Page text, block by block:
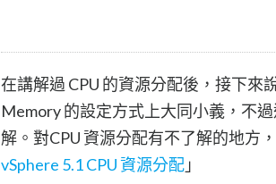
在講解過 CPU 的資源分配後，接下來
Memory 的設定方式上大同小義，不
解。對CPU 資源分配有不了解的地方
vSphere 5.1 CPU 資源分配 」